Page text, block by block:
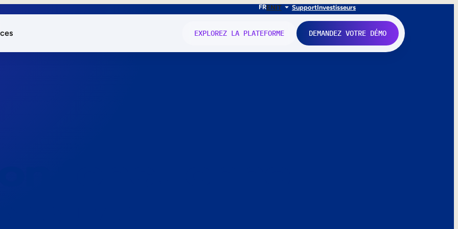
FRENIT SupportInvestisseurs
EXPLOREZ LA PLATEFORME DEMANDEZ VOTRE DÉMO